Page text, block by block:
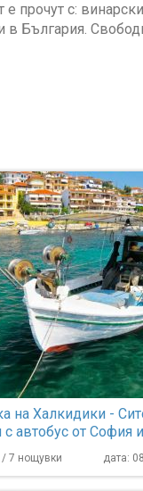
прочут с:
в България.
на Халкидики -
с автобус от София и
- 7 нощувки
/ 7 нощувки дата: